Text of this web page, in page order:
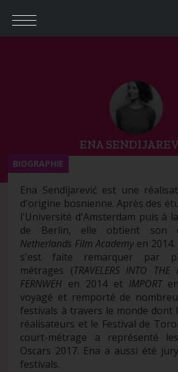
ENA
Ena Sendijarević est une
d'origine bosnienne. Après des
l'Université d'Amsterdam puis à la
de
Berlin, elle obtient son
Netherlands Film Academy en
s'est faite remarquer par
métrages (TRAVELERS INTO THE
FERNWEH en 2014 et IMPORT
voyagé et remporté de
festivals à travers le monde dont
réalisateurs et le Festival de
court-métrage a représenté
Oscars 2017. Ena a aussi été
festivals.
BIOGRAPHIE